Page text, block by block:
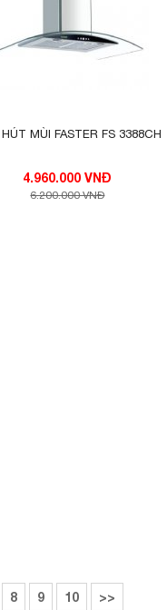
MÙI FASTER FS 3388CH
4.960.000 VNĐ
6.200.000 VNĐ
8 9 10 >>